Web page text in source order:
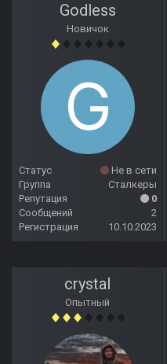
Godless
Новичок
Статус
Не в сети
Группа
Сталкеры
Репутация
0
Сообщений
2
Регистрация
10.10.2023
crystal
Опытный